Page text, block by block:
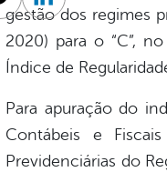
gestão dos regimes
2020) para o “C”,
Índice de
Para apuração do
Contábeis e
Previdenciárias do
Linkedin